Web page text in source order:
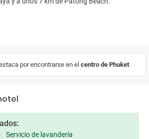
caja fuerte, escritorio y sillas y
un producto), el interior transmite una
y contemporáneas.
por encontrarse en el centro de Phuket
Servicio de lavandería